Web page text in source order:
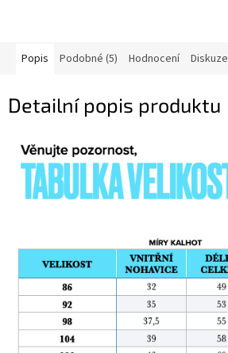
Popis Podobné (5) Hodnocení Diskuze
Detailní popis produktu